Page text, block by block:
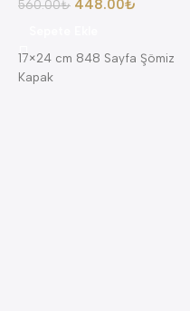
560.00₺ 448.00₺
17×24 cm 848 Sayfa Şömiz
Kapak